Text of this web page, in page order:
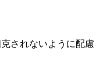
されないように配慮